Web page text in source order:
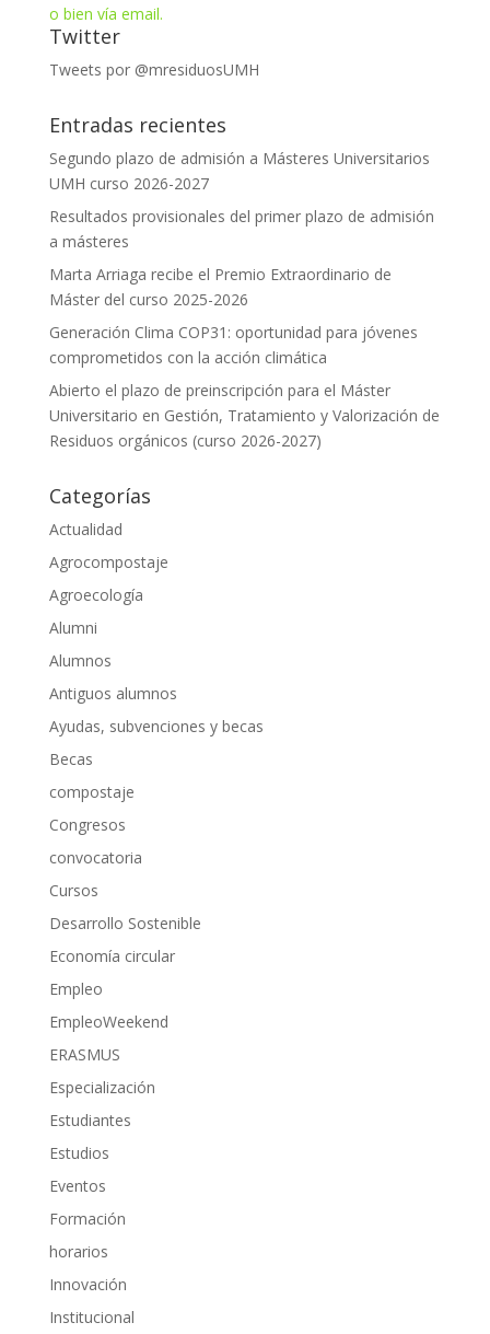
o bien vía email.
Twitter
Tweets por @mresiduosUMH
Entradas recientes
Segundo plazo de admisión a Másteres Universitarios
UMH curso 2026-2027
Resultados provisionales del primer plazo de admisión
a másteres
Marta Arriaga recibe el Premio Extraordinario de
Máster del curso 2025-2026
Generación Clima COP31: oportunidad para jóvenes
comprometidos con la acción climática
Abierto el plazo de preinscripción para el Máster
Universitario en Gestión, Tratamiento y Valorización de
Residuos orgánicos (curso 2026-2027)
Categorías
Actualidad
Agrocompostaje
Agroecología
Alumni
Alumnos
Antiguos alumnos
Ayudas, subvenciones y becas
Becas
compostaje
Congresos
convocatoria
Cursos
Desarrollo Sostenible
Economía circular
Empleo
EmpleoWeekend
ERASMUS
Especialización
Estudiantes
Estudios
Eventos
Formación
horarios
Innovación
Institucional